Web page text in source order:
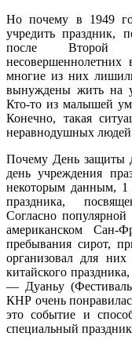
Но почему в 1949
учредить праздник,
после Второй
многие из них
вынуждены жить на
Кто-то из малышей
Конечно, такая
неравнодушных
Почему День защиты
день учреждения
некоторым данным, 1
праздника,
Согласно
американском Сан-
пребывания сирот,
организовал для
китайского
— Дуаньу (Фестиваль
КНР очень
это событие и
специальный